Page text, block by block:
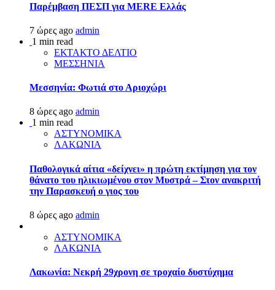
Παρέμβαση ΠΕΣΠ για MERE Ελλάς
7 ώρες ago admin
1 min read
ΕΚΤΑΚΤΟ ΔΕΛΤΙΟ
ΜΕΣΣΗΝΙΑ
Μεσσηνία: Φωτιά στο Αριοχώρι
8 ώρες ago admin
1 min read
ΑΣΤΥΝΟΜΙΚΑ
ΛΑΚΩΝΙΑ
Παθολογικά αίτια «δείχνει» η πρώτη εκτίμηση για τον
θάνατο του ηλικιωμένου στον Μυστρά – Στον ανακριτή
την Παρασκευή ο γιος του
8 ώρες ago admin
ΑΣΤΥΝΟΜΙΚΑ
ΛΑΚΩΝΙΑ
Λακωνία: Νεκρή 29χρονη σε τροχαίο δυστύχημα